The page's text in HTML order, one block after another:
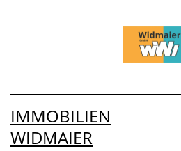
IMMOBILIEN
WIDMAIER